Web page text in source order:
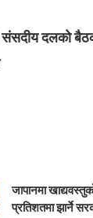
दलको
जापानमा
प्रतिशतमा झार्ने